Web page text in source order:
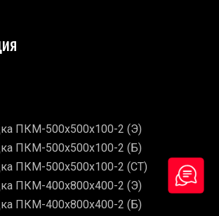
ПКМ-500х500х100-2 (Э)
ПКМ-500х500х100-2 (Б)
ПКМ-500х500х100-2 (СТ)
ПКМ-400х800х400-2 (Э)
ПКМ-400х800х400-2 (Б)